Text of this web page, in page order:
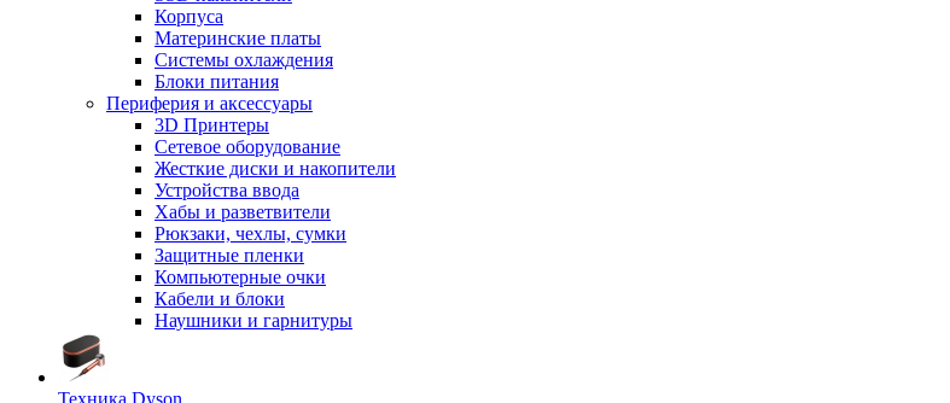
Корпуса
Материнские платы
Системы охлаждения
Блоки питания
Периферия и аксессуары
3D Принтеры
Сетевое оборудование
Жесткие диски и накопители
Устройства ввода
Хабы и разветвители
Рюкзаки, чехлы, сумки
Защитные пленки
Компьютерные очки
Кабели и блоки
Наушники и гарнитуры
Техника Dyson